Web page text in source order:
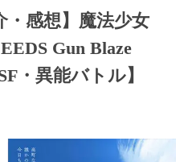
・感想】魔法少女
Gun Blaze
・異能バトル】